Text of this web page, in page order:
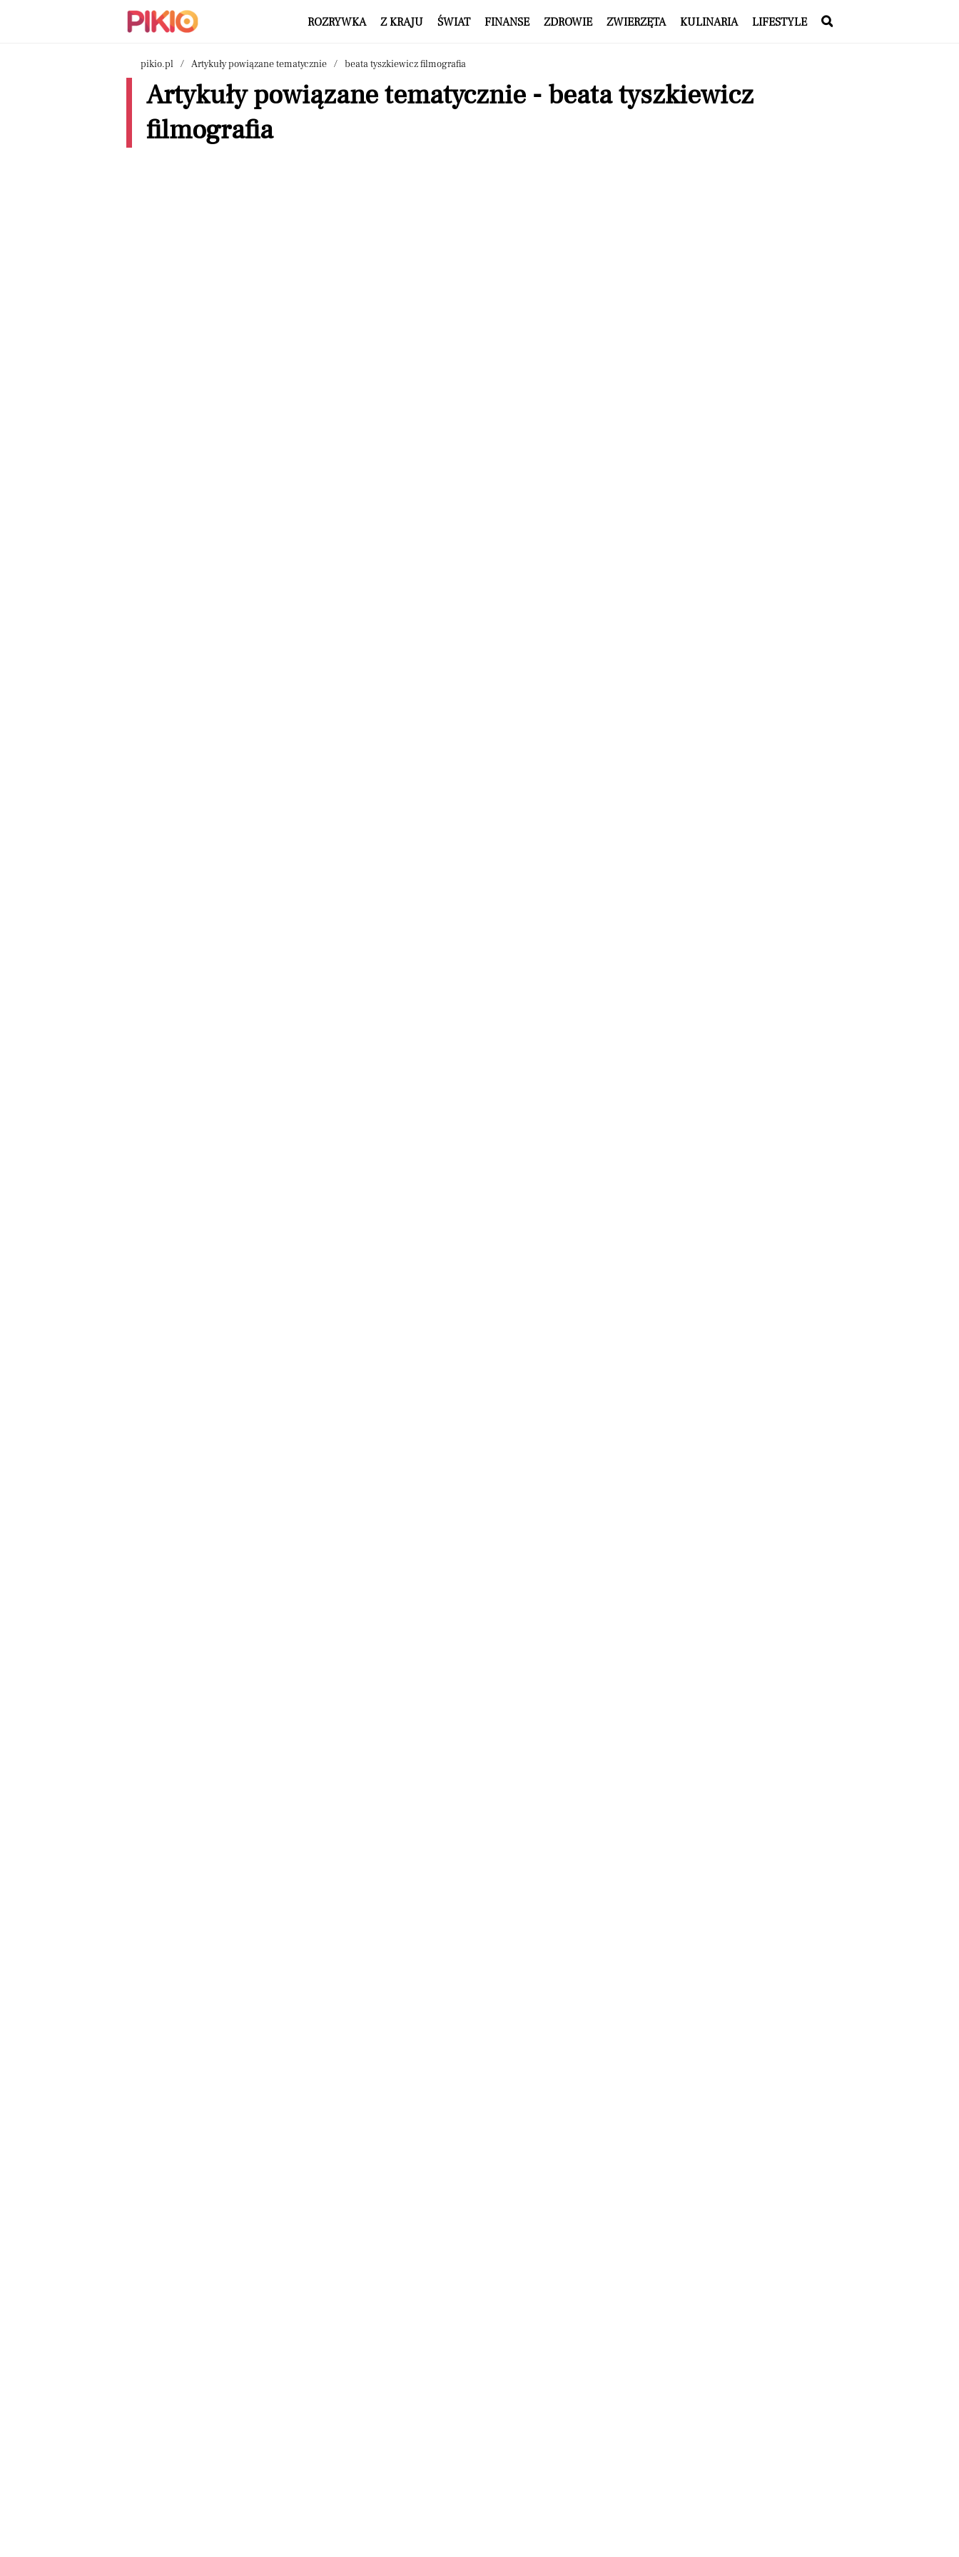
ROZRYWKA Z KRAJU ŚWIAT FINANSE ZDROWIE ZWIERZĘTA KULINARIA LIFESTYLE
pikio.pl Artykuły powiązane tematycznie beata tyszkiewicz filmografia
Artykuły powiązane tematycznie - beata tyszkiewicz
filmografia